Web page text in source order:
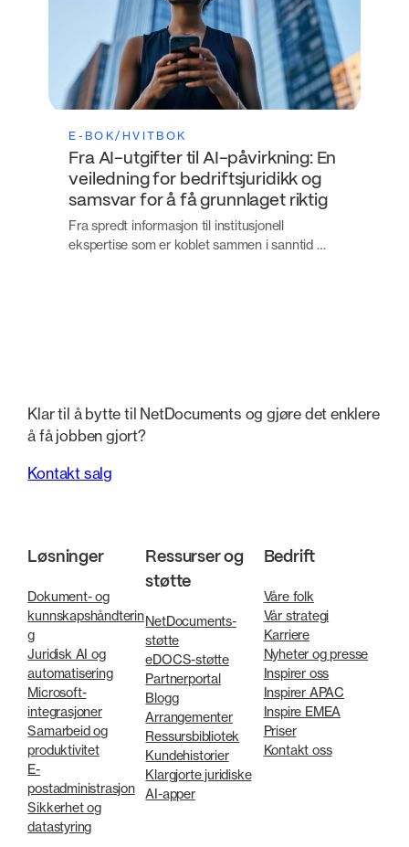
E-BOK/HVITBOK
Fra AI-utgifter til AI-påvirkning: En
veiledning for bedriftsjuridikk og
samsvar for å få grunnlaget riktig
Fra spredt informasjon til institusjonell
ekspertise som er koblet sammen i sanntid …
Klar til å bytte til NetDocuments og gjøre det enklere
å få jobben gjort?
Kontakt salg
Løsninger
Dokument- og
kunnskapshåndterin
g
Juridisk AI og
automatisering
Microsoft-
integrasjoner
Samarbeid og
produktivitet
E-
postadministrasjon
Sikkerhet og
datastyring
Ressurser og
støtte
NetDocuments-
støtte
eDOCS-støtte
Partnerportal
Blogg
Arrangementer
Ressursbibliotek
Kundehistorier
Klargjorte juridiske
AI-apper
Bedrift
Våre folk
Vår strategi
Karriere
Nyheter og presse
Inspirer oss
Inspirer APAC
Inspire EMEA
Priser
Kontakt oss